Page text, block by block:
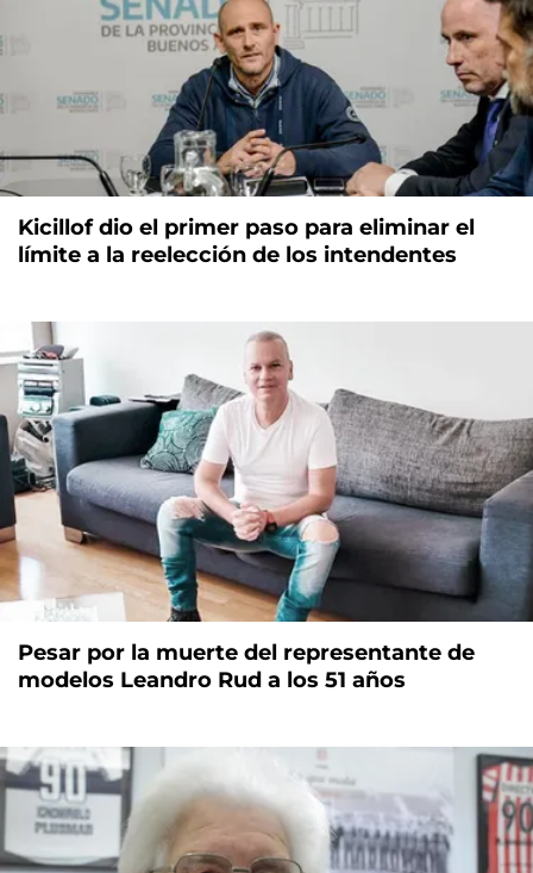
Kicillof dio el primer paso para eliminar el
límite a la reelección de los intendentes
Pesar por la muerte del representante de
modelos Leandro Rud a los 51 años